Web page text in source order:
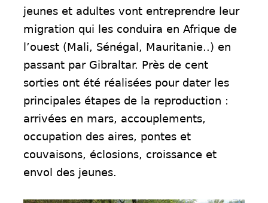
jeunes et adultes vont entreprendre leur
migration qui les conduira en Afrique de
l’ouest (Mali, Sénégal, Mauritanie..) en
passant par Gibraltar. Près de cent
sorties ont été réalisées pour dater les
principales étapes de la reproduction :
arrivées en mars, accouplements,
occupation des aires, pontes et
couvaisons, éclosions, croissance et
envol des jeunes.